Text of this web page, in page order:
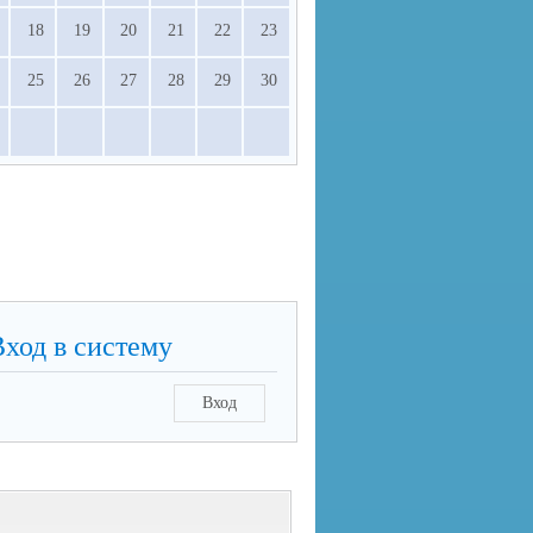
18 19 20 21 22 23
25 26 27 28 29 30
в систему
Вход